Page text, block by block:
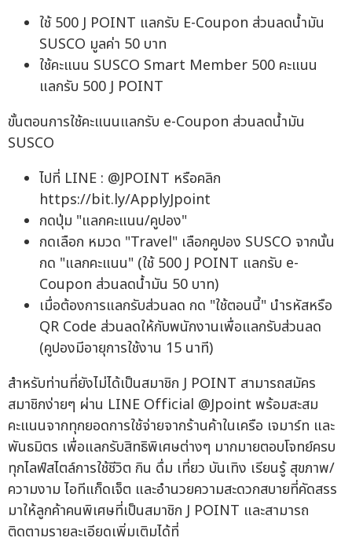
ใช้ 500 J POINT แลกรับ E-Coupon ส่วนลดน้ำมัน
SUSCO มูลค่า 50 บาท
ใช้คะแนน SUSCO Smart Member 500 คะแนน
แลกรับ 500 J POINT
ขั้นตอนการใช้คะแนนแลกรับ e-Coupon ส่วนลดน้ำมัน
SUSCO
ไปที่ LINE : @JPOINT หรือคลิก
https://bit.ly/ApplyJpoint
กดปุ่ม "แลกคะแนน/คูปอง"
กดเลือก หมวด "Travel" เลือกคูปอง SUSCO จากนั้น
กด "แลกคะแนน" (ใช้ 500 J POINT แลกรับ e-
Coupon ส่วนลดน้ำมัน 50 บาท)
เมื่อต้องการแลกรับส่วนลด กด "ใช้ตอนนี้" นำรหัสหรือ
QR Code ส่วนลดให้กับพนักงานเพื่อแลกรับส่วนลด
(คูปองมีอายุการใช้งาน 15 นาที)
สำหรับท่านที่ยังไม่ได้เป็นสมาชิก J POINT สามารถสมัคร
สมาชิกง่ายๆ ผ่าน LINE Official @Jpoint พร้อมสะสม
คะแนนจากทุกยอดการใช้จ่ายจากร้านค้าในเครือ เจมาร์ท และ
พันธมิตร เพื่อแลกรับสิทธิพิเศษต่างๆ มากมายตอบโจทย์ครบ
ทุกไลฟ์สไตล์การใช้ชีวิต กิน ดื่ม เที่ยว บันเทิง เรียนรู้ สุขภาพ/
ความงาม ไอทีแก็ดเจ็ต และอำนวยความสะดวกสบายที่คัดสรร
มาให้ลูกค้าคนพิเศษที่เป็นสมาชิก J POINT และสามารถ
ติดตามรายละเอียดเพิ่มเติมได้ที่